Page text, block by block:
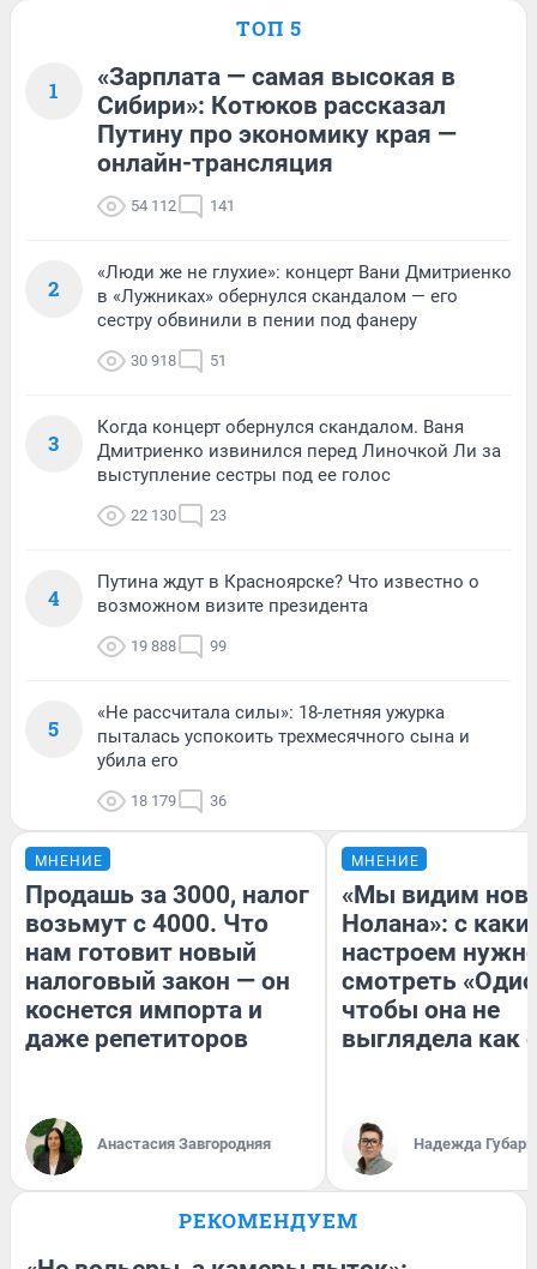
ТОП 5
1
«Зарплата — самая высокая в
Сибири»: Котюков рассказал
Путину про экономику края —
онлайн-трансляция
54 112 141
2
«Люди же не глухие»: концерт Вани Дмитриенко
в «Лужниках» обернулся скандалом — его
сестру обвинили в пении под фанеру
30 918 51
3
Когда концерт обернулся скандалом. Ваня
Дмитриенко извинился перед Линочкой Ли за
выступление сестры под ее голос
22 130 23
4
Путина ждут в Красноярске? Что известно о
возможном визите президента
19 888 99
5
«Не рассчитала силы»: 18-летняя ужурка
пыталась успокоить трехмесячного сына и
убила его
18 179 36
МНЕНИЕ
Продашь за 3000, налог
возьмут с 4000. Что
нам готовит новый
налоговый закон — он
коснется импорта и
даже репетиторов
Анастасия Завгородняя
МНЕНИЕ
«Мы видим
Нолана»: с
настроем
смотреть
чтобы она не
выглядела как
Надежда Губарь
РЕКОМЕНДУЕМ